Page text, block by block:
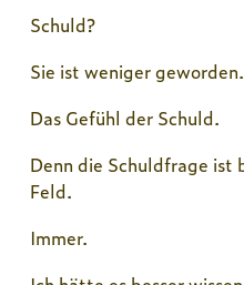
Schuld?
Sie ist weniger geworden.
Das Gefühl der Schuld.
Denn die Schuldfrage ist
Feld.
Immer.